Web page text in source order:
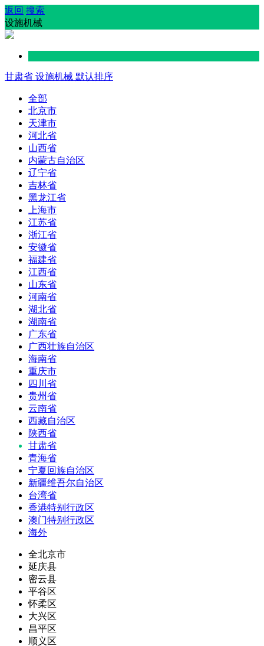
返回 搜索
设施机械
甘肃省 设施机械 默认排序
全部
北京市
天津市
河北省
山西省
内蒙古自治区
辽宁省
吉林省
黑龙江省
上海市
江苏省
浙江省
安徽省
福建省
江西省
山东省
河南省
湖北省
湖南省
广东省
广西壮族自治区
海南省
重庆市
四川省
贵州省
云南省
西藏自治区
陕西省
甘肃省
青海省
宁夏回族自治区
新疆维吾尔自治区
台湾省
香港特别行政区
澳门特别行政区
海外
全北京市
延庆县
密云县
平谷区
怀柔区
大兴区
昌平区
顺义区